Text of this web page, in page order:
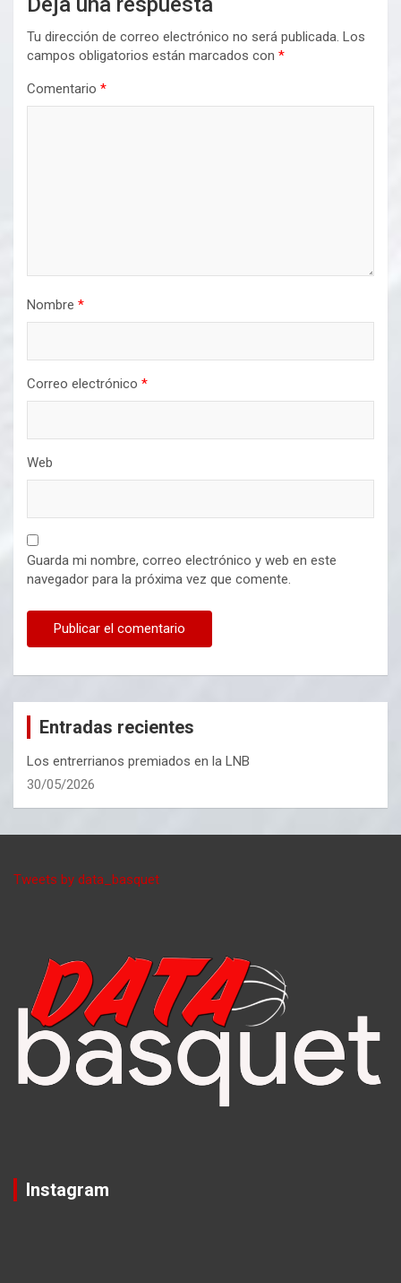
Tu dirección de correo electrónico no será publicada. Los
campos obligatorios están marcados con *
Comentario *
Nombre *
Correo electrónico *
Web
Guarda mi nombre, correo electrónico y web en este
navegador para la próxima vez que comente.
Entradas recientes
Los entrerrianos premiados en la LNB
30/05/2026
Tweets by data_basquet
Instagram